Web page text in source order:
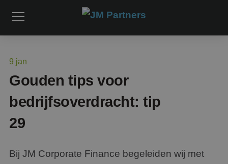
9 jan
Gouden tips voor
bedrijfsoverdracht: tip
29
Bij JM Corporate Finance begeleiden wij met